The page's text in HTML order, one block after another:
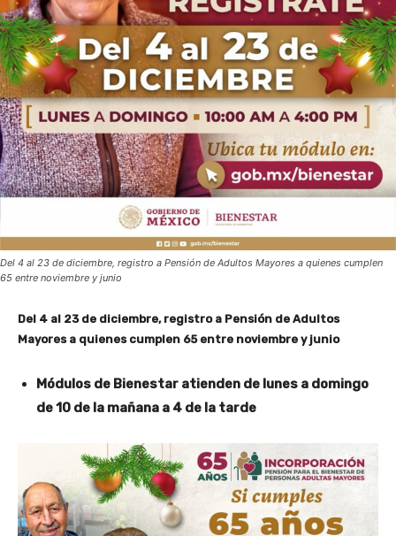
Del 4 al 23 de diciembre, registro a Pensión de Adultos Mayores a quienes cumplen
65 entre noviembre y junio
Del 4 al 23 de diciembre, registro a Pensión de Adultos
Mayores a quienes cumplen 65 entre noviembre y junio
Módulos de Bienestar atienden de lunes a domingo
de 10 de la mañana a 4 de la tarde